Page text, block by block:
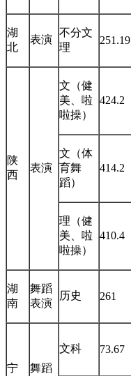
湖
北
表演
不分文
理
251.19
陕
西
表演
文（健
美、啦
啦操）
424.2
文（体
育舞
蹈）
414.2
理（健
美、啦
啦操）
410.4
湖
南
舞蹈
表演
历史 261
宁
舞蹈
文科 73.67